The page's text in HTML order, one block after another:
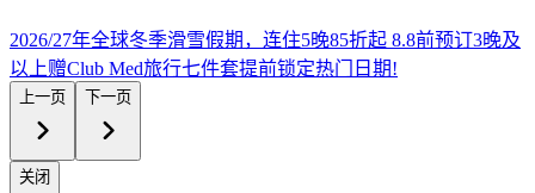
2026/27年全球冬季滑雪假期，连住5晚85折起 8.8前预订3晚及
以上赠Club Med旅行七件套提前锁定热门日期!
上一页 下一页
关闭